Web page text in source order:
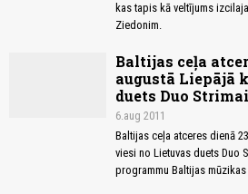
kas tapis kā veltījums
Ziedonim.
Baltijas ceļa
augustā Liepājā
duets Duo
6.aug 2011
Baltijas ceļa atceres dienā
viesi no Lietuvas duets Duo
programmu Baltijas